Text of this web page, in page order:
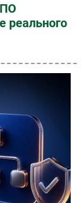
реального